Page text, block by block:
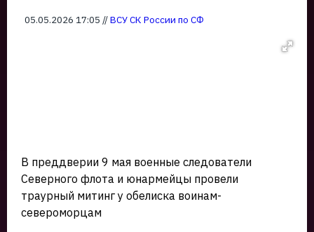
05.05.2026 17:05 //ВСУ СК России по СФ
В преддверии 9 мая военные следователи
Северного флота и юнармейцы провели
траурный митинг у обелиска воинам-
североморцам